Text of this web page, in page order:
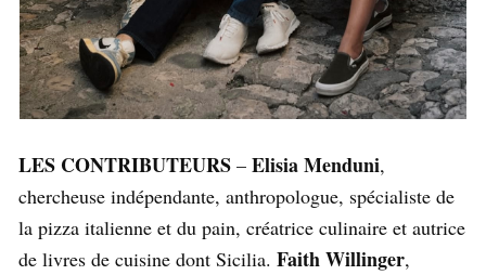
LES CONTRIBUTEURS – Elisia Menduni,
chercheuse indépendante, anthropologue, spécialiste de
la pizza italienne et du pain, créatrice culinaire et autrice
de livres de cuisine dont Sicilia. Faith Willinger,